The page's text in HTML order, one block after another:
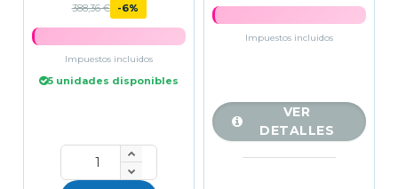
388,36 € -6%
Impuestos incluidos
5 unidades disponibles
Impuestos incluidos
VER
DETALLES